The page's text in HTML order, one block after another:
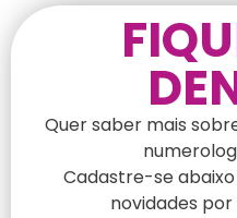
Quer saber mais
Cadastre-se
novidades